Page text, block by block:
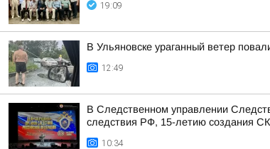
19:09
В Ульяновске ураганный ветер
12:49
В Следственном управлении
следствия РФ, 15-летию создания
10:34